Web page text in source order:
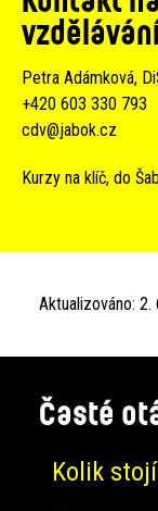
Petra Adámková,
+420 603 330 793
cdv@jabok.cz
Kurzy na klíč, do
Aktualizováno: 2.
Časté
Kolik